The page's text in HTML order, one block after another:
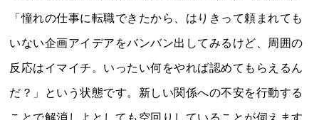
「憧れの仕事に転職できたから、はりきって頼まれても
いない企画アイデアをバンバン出してみるけど、周囲の
反応はイマイチ。いったい何をやれば認めてもらえるん
だ？」という状態です。新しい関係への不安を行動する
ことで解消しよとしても空回りしていることが伺えます